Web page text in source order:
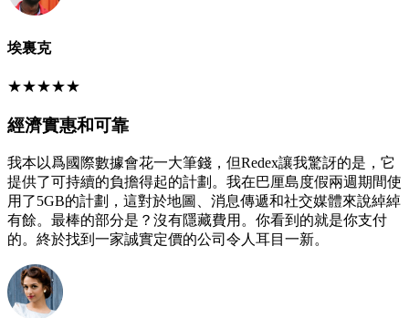
埃裏克
★★★★★
經濟實惠和可靠
我本以爲國際數據會花一大筆錢，但Redex讓我驚訝的是，它
提供了可持續的負擔得起的計劃。我在巴厘島度假兩週期間使
用了5GB的計劃，這對於地圖、消息傳遞和社交媒體來說綽綽
有餘。最棒的部分是？沒有隱藏費用。你看到的就是你支付
的。終於找到一家誠實定價的公司令人耳目一新。